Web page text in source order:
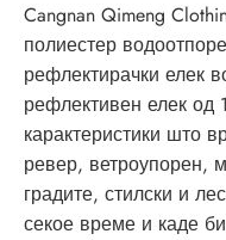
Cangnan Qimeng
полиестер
рефлектирачки елек
рефлективен елек од
карактеристики што
ревер, ветроупорен,
градите, стилски и
секое време и каде